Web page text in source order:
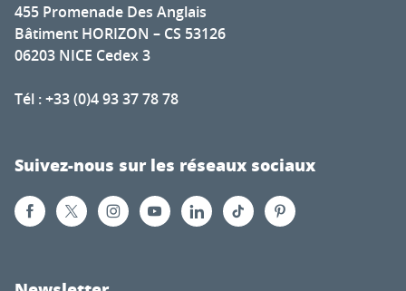
455 Promenade Des Anglais
Bâtiment HORIZON – CS 53126
06203 NICE Cedex 3
Tél : +33 (0)4 93 37 78 78
Suivez-nous sur les réseaux sociaux